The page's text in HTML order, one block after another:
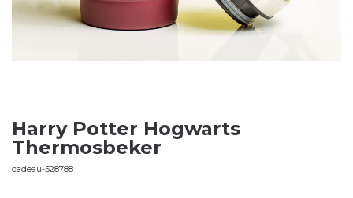
Harry Potter Hogwarts
Thermosbeker
cadeau-528788